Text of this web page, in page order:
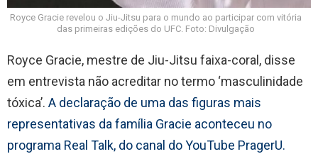
Royce Gracie revelou o Jiu-Jitsu para o mundo ao participar com vitória
das primeiras edições do UFC. Foto: Divulgação
Royce Gracie, mestre de Jiu-Jitsu faixa-coral, disse
em entrevista não acreditar no termo ‘masculinidade
tóxica’. A declaração de uma das figuras mais
representativas da família Gracie aconteceu no
programa Real Talk, do canal do YouTube PragerU.